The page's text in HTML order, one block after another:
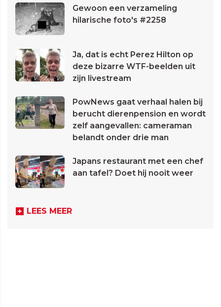
Gewoon een verzameling
hilarische foto's #2258
Ja, dat is echt Perez Hilton op
deze bizarre WTF-beelden uit
zijn livestream
PowNews gaat verhaal halen bij
berucht dierenpension en wordt
zelf aangevallen: cameraman
belandt onder drie man
Japans restaurant met een chef
aan tafel? Doet hij nooit weer
LEES MEER